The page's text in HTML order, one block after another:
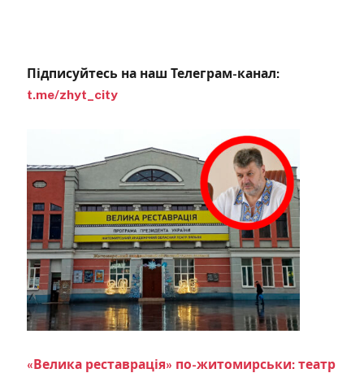
Підписуйтесь на наш Телеграм-канал:
t.me/zhyt_city
«Велика реставрація» по-житомирськи: театр